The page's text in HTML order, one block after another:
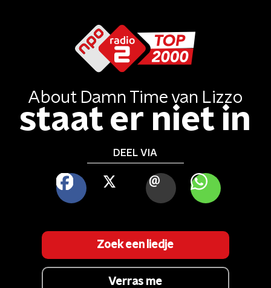
About Damn Time van Lizzo
staat er niet in
DEEL VIA
FACEBOOK
X MAIL WHATSAPP
Zoek een liedje
Verras me